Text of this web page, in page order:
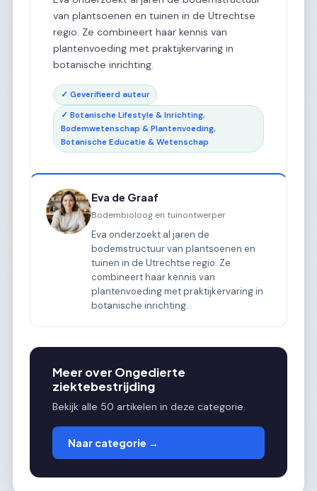
van plantsoenen en tuinen in de Utrechtse
regio. Ze combineert haar kennis van
plantenvoeding met praktijkervaring in
botanische inrichting.
✓ Geverifieerd auteur
✓ Botanische Lifestyle & Inrichting,
Bodemwetenschap & Plantenvoeding,
Botanische Educatie & Wetenschap
Eva de Graaf
Bodembioloog en tuinontwerper
Eva onderzoekt al jaren de
bodemstructuur van plantsoenen en
tuinen in de Utrechtse regio. Ze
combineert haar kennis van
plantenvoeding met praktijkervaring in
botanische inrichting.
Meer over Ongedierte
ziektebestrijding
Bekijk alle 50 artikelen in deze categorie.
Naar categorie →